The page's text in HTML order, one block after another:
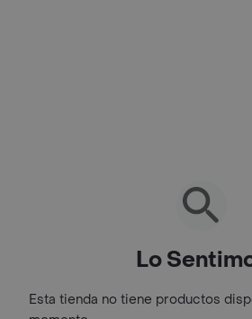
Lo
Esta tienda no tiene productos